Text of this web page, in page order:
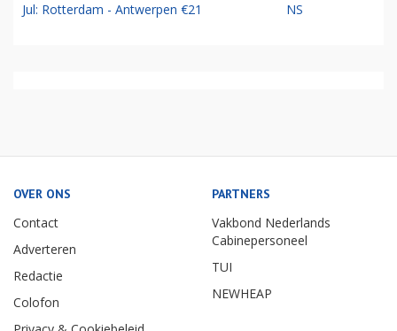
Jul: Rotterdam - Antwerpen €21 NS
OVER ONS
Contact
Adverteren
Redactie
Colofon
PARTNERS
Vakbond Nederlands
Cabinepersoneel
TUI
NEWHEAP